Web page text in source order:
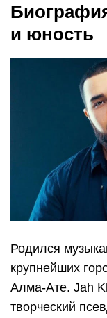
и юность
Родился
крупнейших
Алма-Ате. Jah
творческий